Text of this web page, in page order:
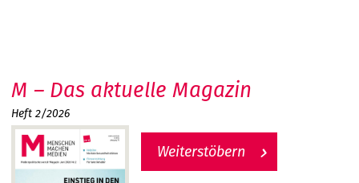
M – Das aktuelle Magazin
Heft 2/2026
Weiterstöbern